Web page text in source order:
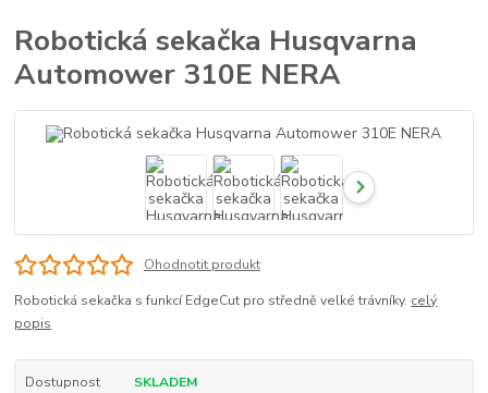
Robotická sekačka Husqvarna
Automower 310E NERA
Ohodnotit produkt
Robotická sekačka s funkcí EdgeCut pro středně velké trávníky. celý
popis
Dostupnost SKLADEM